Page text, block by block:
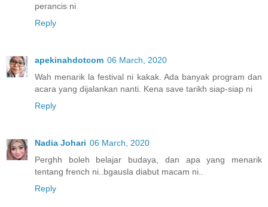
perancis ni
Reply
apekinahdotcom 06 March, 2020
Wah menarik la festival ni kakak. Ada banyak program dan
acara yang dijalankan nanti. Kena save tarikh siap-siap ni
Reply
Nadia Johari 06 March, 2020
Perghh boleh belajar budaya, dan apa yang menarik
tentang french ni..bgausla diabut macam ni..
Reply